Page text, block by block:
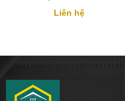
NUÔI GIA SÚC, GIA CẦM
Liên hệ